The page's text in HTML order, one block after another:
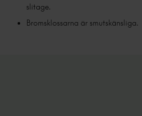
slitage.
Bromsklossarna är smutskänsliga.